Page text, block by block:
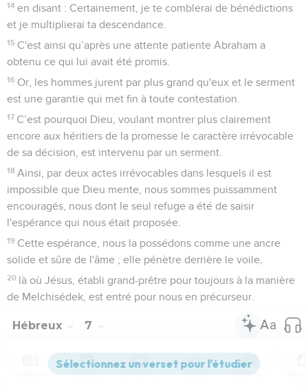
14 en disant : Certainement, je te comblerai de bénédictions
et je multiplierai ta descendance.
15 C'est ainsi qu’après une attente patiente Abraham a
obtenu ce qui lui avait été promis.
16 Or, les hommes jurent par plus grand qu'eux et le serment
est une garantie qui met fin à toute contestation.
17 C’est pourquoi Dieu, voulant montrer plus clairement
encore aux héritiers de la promesse le caractère irrévocable
de sa décision, est intervenu par un serment.
18 Ainsi, par deux actes irrévocables dans lesquels il est
impossible que Dieu mente, nous sommes puissamment
encouragés, nous dont le seul refuge a été de saisir
l'espérance qui nous était proposée.
19 Cette espérance, nous la possédons comme une ancre
solide et sûre de l'âme ; elle pénètre derrière le voile,
20 là où Jésus, établi grand-prêtre pour toujours à la manière
de Melchisédek, est entré pour nous en précurseur.
Hébreux 7
Versions Commentaires Strong